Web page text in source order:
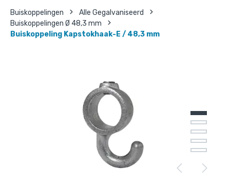
Buiskoppelingen
Alle Gegalvaniseerd
Buiskoppelingen Ø 48,3 mm
Buiskoppeling Kapstokhaak-E / 48,3 mm